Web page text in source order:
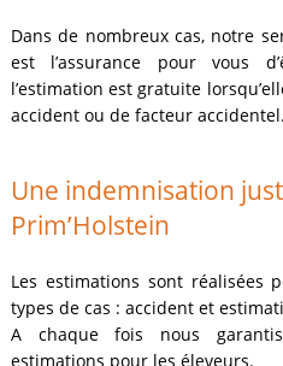
Dans de nombreux cas, notre
est l’assurance pour vous
l’estimation est gratuite
accident ou de facteur accidentel.
Une indemnisation
Prim’Holstein
Les estimations sont réalisées
types de cas : accident et
A chaque fois nous
estimations pour les éleveurs.